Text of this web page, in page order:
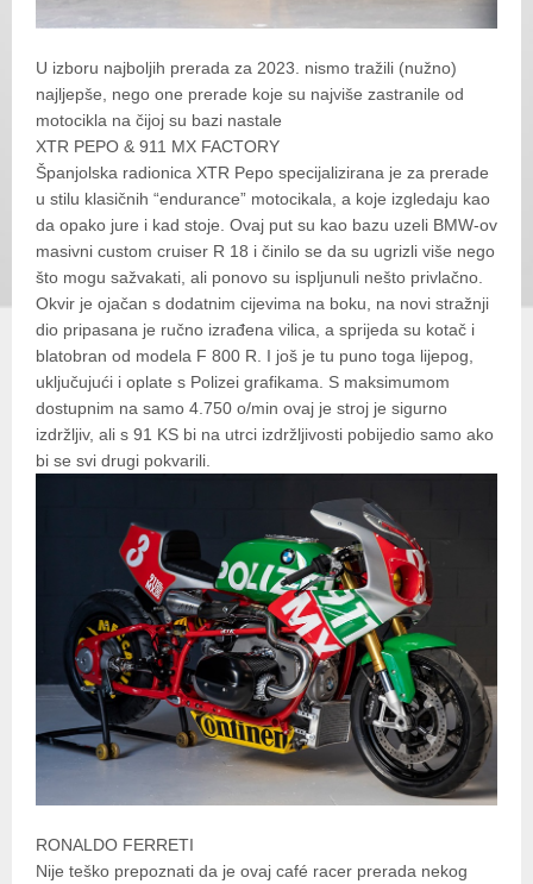
U izboru najboljih prerada za 2023. nismo tražili (nužno)
najljepše, nego one prerade koje su najviše zastranile od
motocikla na čijoj su bazi nastale
XTR PEPO & 911 MX FACTORY
Španjolska radionica XTR Pepo specijalizirana je za prerade
u stilu klasičnih “endurance” motocikala, a koje izgledaju kao
da opako jure i kad stoje. Ovaj put su kao bazu uzeli BMW-ov
masivni custom cruiser R 18 i činilo se da su ugrizli više nego
što mogu sažvakati, ali ponovo su ispljunuli nešto privlačno.
Okvir je ojačan s dodatnim cijevima na boku, na novi stražnji
dio pripasana je ručno izrađena vilica, a sprijeda su kotač i
blatobran od modela F 800 R. I još je tu puno toga lijepog,
uključujući i oplate s Polizei grafikama. S maksimumom
dostupnim na samo 4.750 o/min ovaj je stroj je sigurno
izdržljiv, ali s 91 KS bi na utrci izdržljivosti pobijedio samo ako
bi se svi drugi pokvarili.
RONALDO FERRETI
Nije teško prepoznati da je ovaj café racer prerada nekog